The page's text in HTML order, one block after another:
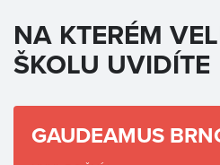
NA KTERÉM
ŠKOLU UVIDÍTE
GAUDEAMUS